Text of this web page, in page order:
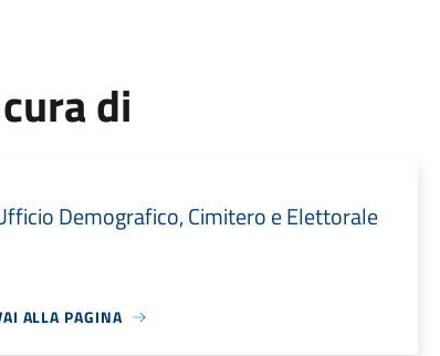
di
Demografico, Cimitero e Elettorale
ALLA PAGINA